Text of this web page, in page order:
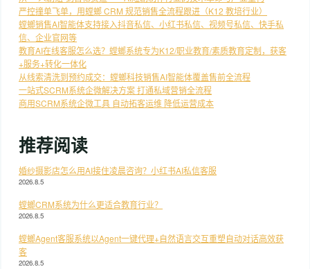
严控撞单飞单，用螳螂 CRM 规范销售全流程跟进（K12 教培行业）
螳螂销售AI智能体支持接入抖音私信、小红书私信、视频号私信、快手私
信、企业官网等
教育AI在线客服怎么选？螳螂系统专为K12/职业教育/素质教育定制，获客
+服务+转化一体化
从线索清洗到预约成交：螳螂科技销售AI智能体覆盖售前全流程
一站式SCRM系统企微解决方案 打通私域营销全流程
商用SCRM系统企微工具 自动拓客运维 降低运营成本
推荐阅读
婚纱摄影店怎么用AI接住凌晨咨询？小红书AI私信客服
2026.8.5
螳螂CRM系统为什么更适合教育行业？
2026.8.5
螳螂Agent客服系统以Agent一键代理+自然语言交互重塑自动对话高效获
客
2026.8.5